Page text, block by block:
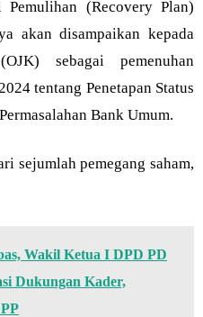
Pemulihan (Recovery Plan)
akan disampaikan kepada
sebagai pemenuhan
tentang Penetapan Status
Bank Umum.
sejumlah pemegang saham,
Wakil Ketua I DPD PD
Dukungan Kader,